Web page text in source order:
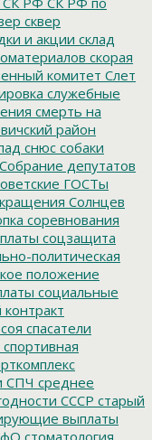
сквер
и акции склад
скорая
комитет Слет
служебные
смерть на
район
снюс собаки
Собрание депутатов
ГОСТы
Солнцев
соревнования
соцзащита
политическая
положение
социальные
соя спасатели
спортивная
СПЧ среднее
СССР старый
выплаты
стоматология